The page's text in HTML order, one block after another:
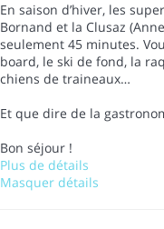
En saison d’hiver, les
Bornand et la Clusaz
seulement 45 minutes.
board, le ski de fond, la
chiens de traineaux…
Et que dire de la
Bon séjour !
Plus de détails
Masquer détails